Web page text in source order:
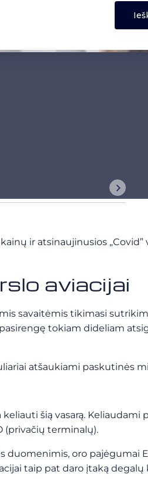
ir atsinaujinusios
aviacijai
savaitėmis tikimasi
tokiam dideliam
atšaukiami paskutinės
šią vasarą. Keliaudami
(privačių terminalų).
duomenimis, oro pajėgumai
taip pat daro įtaką